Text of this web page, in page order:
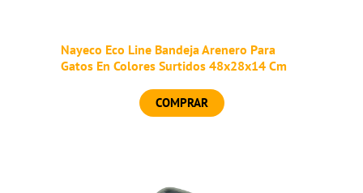
Nayeco Eco Line Bandeja Arenero Para
Gatos En Colores Surtidos 48x28x14 Cm
COMPRAR